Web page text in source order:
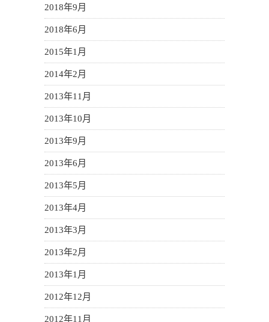
2018年9月
2018年6月
2015年1月
2014年2月
2013年11月
2013年10月
2013年9月
2013年6月
2013年5月
2013年4月
2013年3月
2013年2月
2013年1月
2012年12月
2012年11月